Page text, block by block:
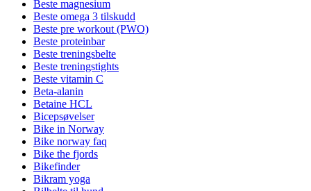
Beste magnesium
Beste omega 3 tilskudd
Beste pre workout (PWO)
Beste proteinbar
Beste treningsbelte
Beste treningstights
Beste vitamin C
Beta-alanin
Betaine HCL
Bicepsøvelser
Bike in Norway
Bike norway faq
Bike the fjords
Bikefinder
Bikram yoga